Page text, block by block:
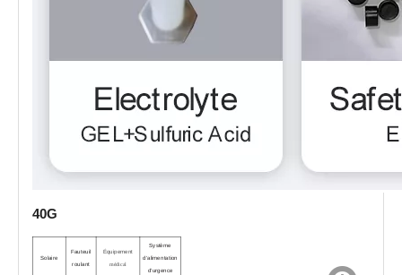
40G
Solaire
Fauteuil
roulant
Équipement
médical
Système
d'alimentation
d'urgence